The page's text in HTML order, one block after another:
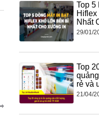
Top 5
Nhất
29/01/
Top
rẻ và
21/04/